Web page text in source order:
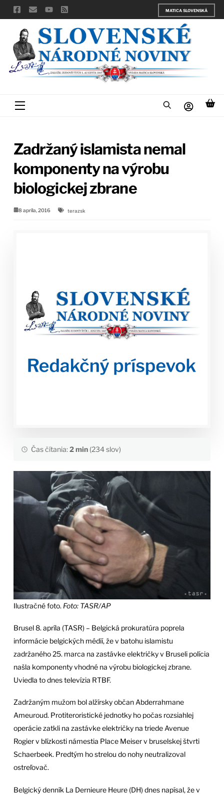
Skip
to
content
MATICA SLOVENSKÁ
Menu
Zadržaný islamista nemal
komponenty na výrobu
biologickej zbrane
8 apríla, 2016 terazsk
Čas čítania:2 min(234 slov)
Ilustračné foto. Foto: TASR/AP
Brusel 8. apríla (TASR) – Belgická prokuratúra poprela
informácie belgických médií, že v batohu islamistu
zadržaného 25. marca na zastávke električky v Bruseli polícia
našla komponenty vhodné na výrobu biologickej zbrane.
Uviedla to dnes televízia RTBF.
Zadržaným mužom bol alžírsky občan Abderrahmane
Ameuroud. Protiteroristické jednotky ho počas rozsiahlej
operácie zatkli na zastávke električky na triede Avenue
Rogier v blízkosti námestia Place Meiser v bruselskej štvrti
Schaerbeek. Predtým ho strelou do nohy neutralizoval
ostreľovač.
Belgický denník La Dernieure Heure (DH) dnes napísal, že v